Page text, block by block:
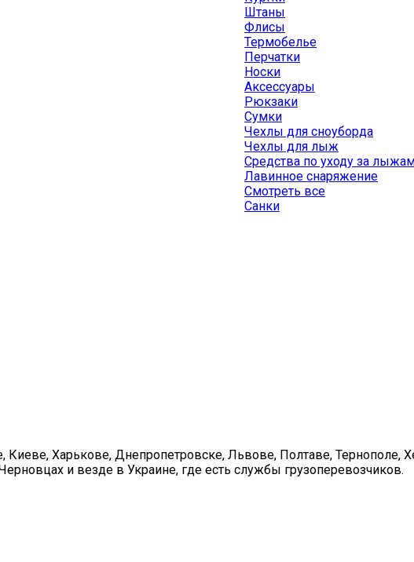
Штаны
Флисы
Термобелье
Перчатки
Носки
Аксессуары
Рюкзаки
Сумки
Чехлы для сноуборда
Чехлы для лыж
Средства по уходу за
Лавинное снаряжение
Смотреть все
Санки
Киеве, Харькове, Днепропетровске, Львове, Полтаве, Тернополе,
и везде в Украине, где есть службы грузоперевозчиков.